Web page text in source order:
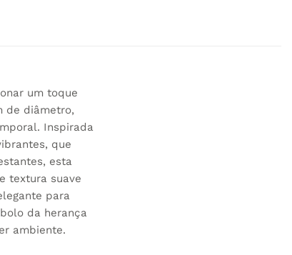
um toque
de diâmetro,
Inspirada
que
esta
textura suave
para
da herança
ambiente.